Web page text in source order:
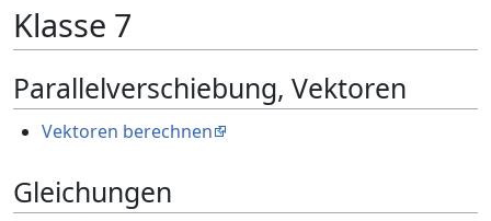
Klasse 7
Parallelverschiebung, Vektoren
Vektoren berechnen
Gleichungen